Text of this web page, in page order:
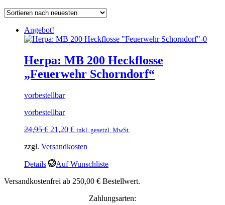
Angebot!
Herpa: MB 200 Heckflosse
„Feuerwehr Schorndorf“
vorbestellbar
vorbestellbar
24,95€ Ursprünglicher
war:
21,20 €Aktueller
ist:
inkl. gesetzl. MwSt.
zzgl. Versandkosten
Details
Auf Wunschliste
Versandkostenfrei ab 250,00 € Bestellwert.
Zahlungsarten: